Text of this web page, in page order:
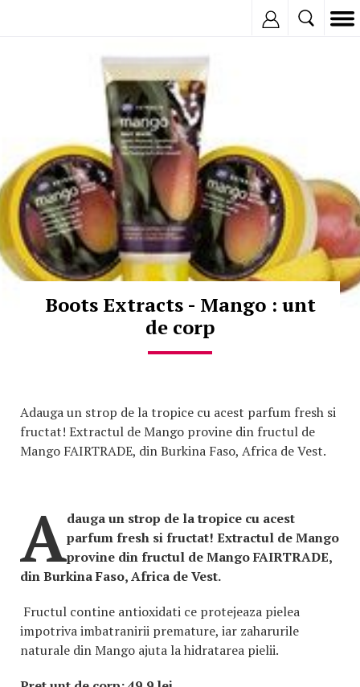
Boots Extracts - Mango : unt
de corp
Adauga un strop de la tropice cu acest parfum fresh si
fructat! Extractul de Mango provine din fructul de
Mango FAIRTRADE, din Burkina Faso, Africa de Vest.
Adauga un strop de la tropice cu acest
parfum fresh si fructat! Extractul de Mango
provine din fructul de Mango FAIRTRADE,
din Burkina Faso, Africa de Vest.
Fructul contine antioxidati ce protejeaza pielea
impotriva imbatranirii premature, iar zaharurile
naturale din Mango ajuta la hidratarea pielii.